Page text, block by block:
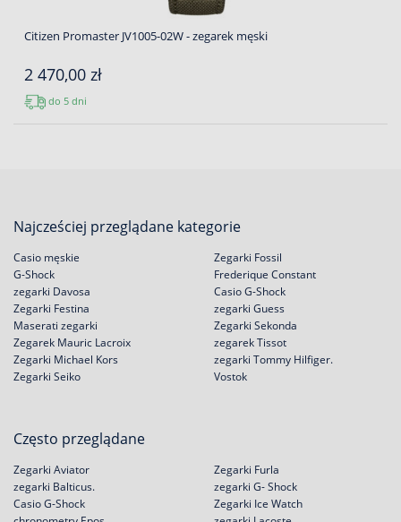
Citizen Promaster JV1005-02W - zegarek męski
2 470,00 zł
do 5 dni
Najcześciej przeglądane kategorie
Casio męskie
G-Shock
zegarki Davosa
Zegarki Festina
Zegarki Fossil
Frederique Constant
Casio G-Shock
zegarki Guess
Maserati zegarki
Zegarek Mauric Lacroix
Zegarki Michael Kors
Zegarki Seiko
Zegarki Sekonda
zegarek Tissot
zegarki Tommy Hilfiger.
Vostok
Często przeglądane
Zegarki Aviator
zegarki Balticus.
Casio G-Shock
Zegarki Furla
zegarki G- Shock
Zegarki Ice Watch